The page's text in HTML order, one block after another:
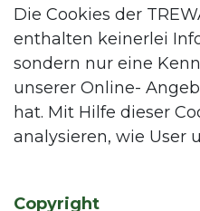
Die Cookies der
enthalten keinerlei
sondern nur eine
unserer Online-
hat. Mit Hilfe dieser
analysieren, wie User
Copyright